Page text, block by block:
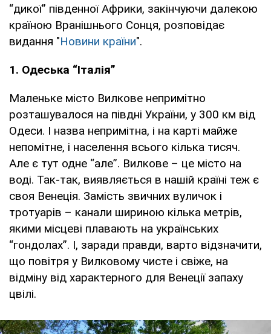
“дикої” південної Африки, закінчуючи далекою
країною Вранішнього Сонця, розповідає
видання "Новини країни".
1. Одеська “Італія”
Маленьке місто Вилкове непримітно
розташувалося на півдні України, у 300 км від
Одеси. І назва непримітна, і на карті майже
непомітне, і населення всього кілька тисяч.
Але є тут одне “але”. Вилкове – це місто на
воді. Так-так, виявляється в нашій країні теж є
своя Венеція. Замість звичних вуличок і
тротуарів – канали шириною кілька метрів,
якими місцеві плавають на українських
“гондолах”. І, заради правди, варто відзначити,
що повітря у Вилковому чисте і свіже, на
відміну від характерного для Венеції запаху
цвілі.